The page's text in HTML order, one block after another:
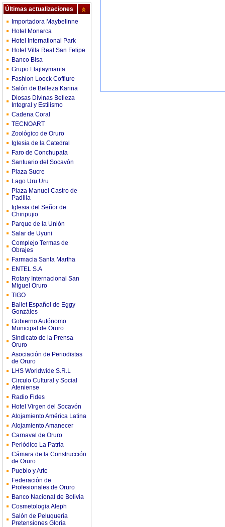
Últimas actualizaciones
Importadora Maybelinne
Hotel Monarca
Hotel International Park
Hotel Villa Real San Felipe
Banco Bisa
Grupo Llajtaymanta
Fashion Loock Coffiure
Salón de Belleza Karina
Diosas Divinas Belleza
Integral y Estilismo
Cadena Coral
TECNOART
Zoológico de Oruro
Iglesia de la Catedral
Faro de Conchupata
Santuario del Socavón
Plaza Sucre
Lago Uru Uru
Plaza Manuel Castro de
Padilla
Iglesia del Señor de
Chiripujio
Parque de la Unión
Salar de Uyuni
Complejo Termas de
Obrajes
Farmacia Santa Martha
ENTEL S.A
Rotary Internacional San
Miguel Oruro
TIGO
Ballet Español de Eggy
Gonzáles
Gobierno Autónomo
Municipal de Oruro
Sindicato de la Prensa
Oruro
Asociación de Periodistas
de Oruro
LHS Worldwide S.R.L
Circulo Cultural y Social
Ateniense
Radio Fides
Hotel Virgen del Socavón
Alojamiento América Latina
Alojamiento Amanecer
Carnaval de Oruro
Periódico La Patria
Cámara de la Construcción
de Oruro
Pueblo y Arte
Federación de
Profesionales de Oruro
Banco Nacional de Bolivia
Cosmetologia Aleph
Salón de Peluqueria
Pretensiones Gloria